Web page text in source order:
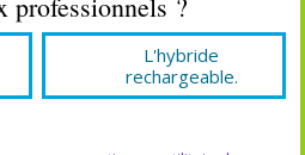
L'hybride
rechargeable.